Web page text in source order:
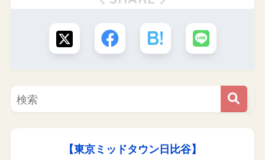
【東京ミッドタウン日比谷】